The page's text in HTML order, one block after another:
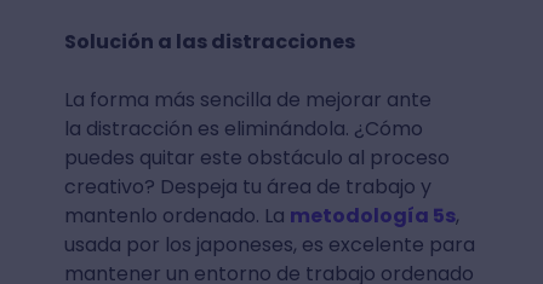
Solución a las distracciones
La forma más sencilla de mejorar ante
la distracción es eliminándola. ¿Cómo
puedes quitar este obstáculo al proceso
creativo? Despeja tu área de trabajo y
mantenlo ordenado. La metodología 5s,
usada por los japoneses, es excelente para
mantener un entorno de trabajo ordenado